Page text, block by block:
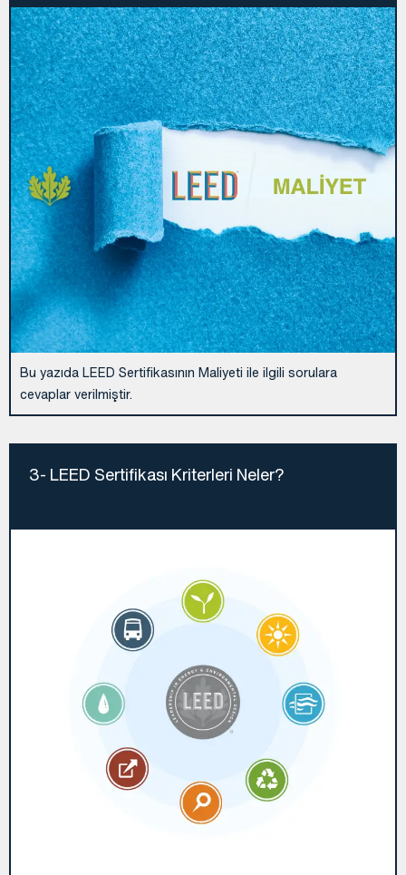
Bu yazıda LEED Sertifikasının Maliyeti ile ilgili sorulara
cevaplar verilmiştir.
3- LEED Sertifikası Kriterleri Neler?